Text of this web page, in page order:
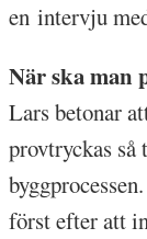
en intervju
När ska man
Lars betonar
provtryckas
först efter att